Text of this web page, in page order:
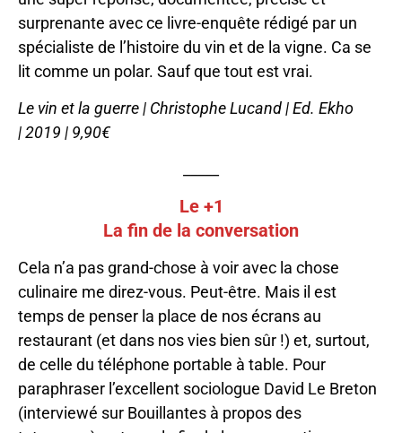
surprenante avec ce livre-enquête rédigé par un
spécialiste de l’histoire du vin et de la vigne. Ca se
lit comme un polar. Sauf que tout est vrai.
Le vin et la guerre | Christophe Lucand | Ed. Ekho
| 2019 | 9,90€
Le +1
La fin de la conversation
Cela n’a pas grand-chose à voir avec la chose
culinaire me direz-vous. Peut-être. Mais il est
temps de penser la place de nos écrans au
restaurant (et dans nos vies bien sûr !) et, surtout,
de celle du téléphone portable à table. Pour
paraphraser l’excellent sociologue David Le Breton
(interviewé sur Bouillantes à propos des